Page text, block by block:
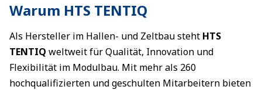
Warum HTS TENTIQ
Als Hersteller im Hallen- und Zeltbau steht HTS
TENTIQ weltweit für Qualität, Innovation und
Flexibilität im Modulbau. Mit mehr als 260
hochqualifizierten und geschulten Mitarbeitern bieten